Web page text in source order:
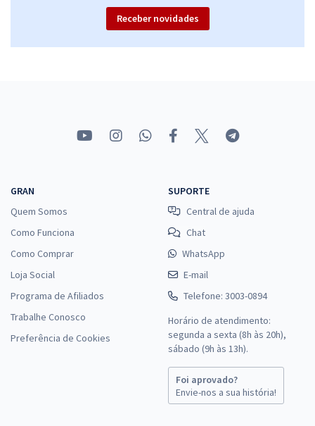
Receber novidades
GRAN
Quem Somos
Como Funciona
Como Comprar
Loja Social
Programa de Afiliados
Trabalhe Conosco
Preferência de Cookies
SUPORTE
Central de ajuda
Chat
WhatsApp
E-mail
Telefone: 3003-0894
Horário de atendimento:
segunda a sexta (8h às 20h),
sábado (9h às 13h).
Foi aprovado?
Envie-nos a sua história!